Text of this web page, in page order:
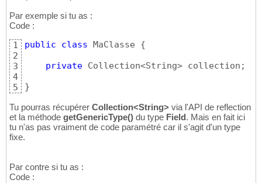
Par exemple si tu as :
Code :
1
2
3
4
5
public class MaClasse {
private Collection<String> collection;
}
Tu pourras récupérer Collection<String> via l'API de reflection
et la méthode getGenericType() du type Field. Mais en fait ici
tu n'as pas vraiment de code paramétré car il s'agit d'un type
fixe.
Par contre si tu as :
Code :